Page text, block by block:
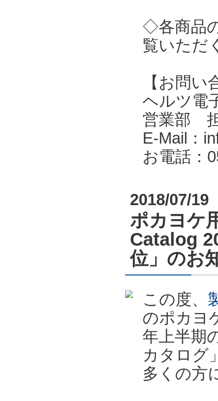
◇各商品
覧いただ
【お問い
ヘルツ電
営業部
E-Mail：
お電話：
2018/07/19
ポカヨケ
Catalog
位」のお
この度、
のポカヨ
年上半期
カタログ
多くの方